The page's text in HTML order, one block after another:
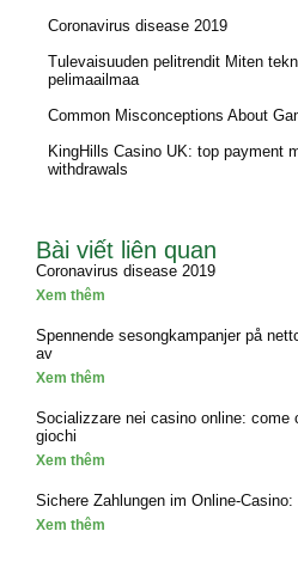
Coronavirus disease 2019
Tulevaisuuden pelitrendit Miten
pelimaailmaa
Common Misconceptions About
KingHills Casino UK: top payment
withdrawals
Bài viết liên quan
Coronavirus disease 2019
Xem thêm
Spennende sesongkampanjer på
av
Xem thêm
Socializzare nei casino online: come
giochi
Xem thêm
Sichere Zahlungen im Online-
Xem thêm